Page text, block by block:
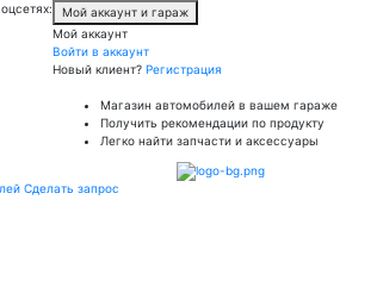
Мой аккаунт и гараж
Мой аккаунт
Войти в аккаунт
Новый клиент? Регистрация
Магазин автомобилей в вашем гараже
Получить рекомендации по продукту
Легко найти запчасти и аксессуары
Сделать запрос